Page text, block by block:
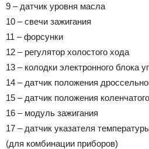
9 – датчик уровня масла
10 – свечи зажигания
11 – форсунки
12 – регулятор холостого хода
13 – колодки электронного блока
14 – датчик положения
15 – датчик положения
16 – модуль зажигания
17 – датчик указателя
(для комбинации приборов)